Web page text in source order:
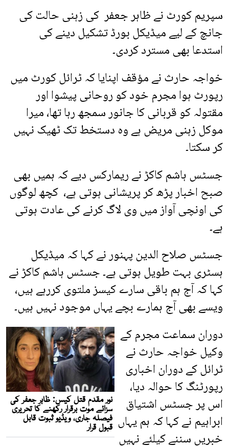
سپریم کورٹ نے ظاہر جعفر کی زہنی حالت کی
جانچ کے لیے میڈیکل بورڈ تشکیل دینے کی
استدعا بھی مسترد کردی۔
خواجہ حارث نے مؤقف اپنایا کہ ٹرائل کورٹ میں
رپورٹ ہوا مجرم خود کو روحانی پیشوا اور
مقتولہ کو قربانی کا جانور سمجھ رہا تھا، میرا
موکل زہنی مریض ہے وہ دستخط تک ٹھیک نہیں
کر سکتا۔
جسٹس ہاشم کاکڑ نے ریمارکس دیے کہ ہمیں بھی
صبح اخبار پڑھ کر پریشانی ہوتی ہے، کچھ لوگوں
کی اونچی آواز میں وی لاگ کرنے کی عادت ہوتی
ہے۔
جسٹس صلاح الدین پہنور نے کہا کہ میڈیکل
ہسٹری بہت طویل ہوتی ہے۔ جسٹس ہاشم کاکڑ نے
کہا کہ آج ہم باقی سارے کیسز ملتوی کررہے ہیں،
ویسے بھی آج ہمارے بچے یہاں موجود نہیں ہیں۔
دوران سماعت مجرم کے
وکیل خواجہ حارث نے
ٹرائل کے دوران اخباری
رپورٹنگ کا حوالہ دیا،
اس پر جسٹس اشتیاق
ابراہیم نے کہا کہ ہم یہاں
خبریں سننے کیلئے نہیں